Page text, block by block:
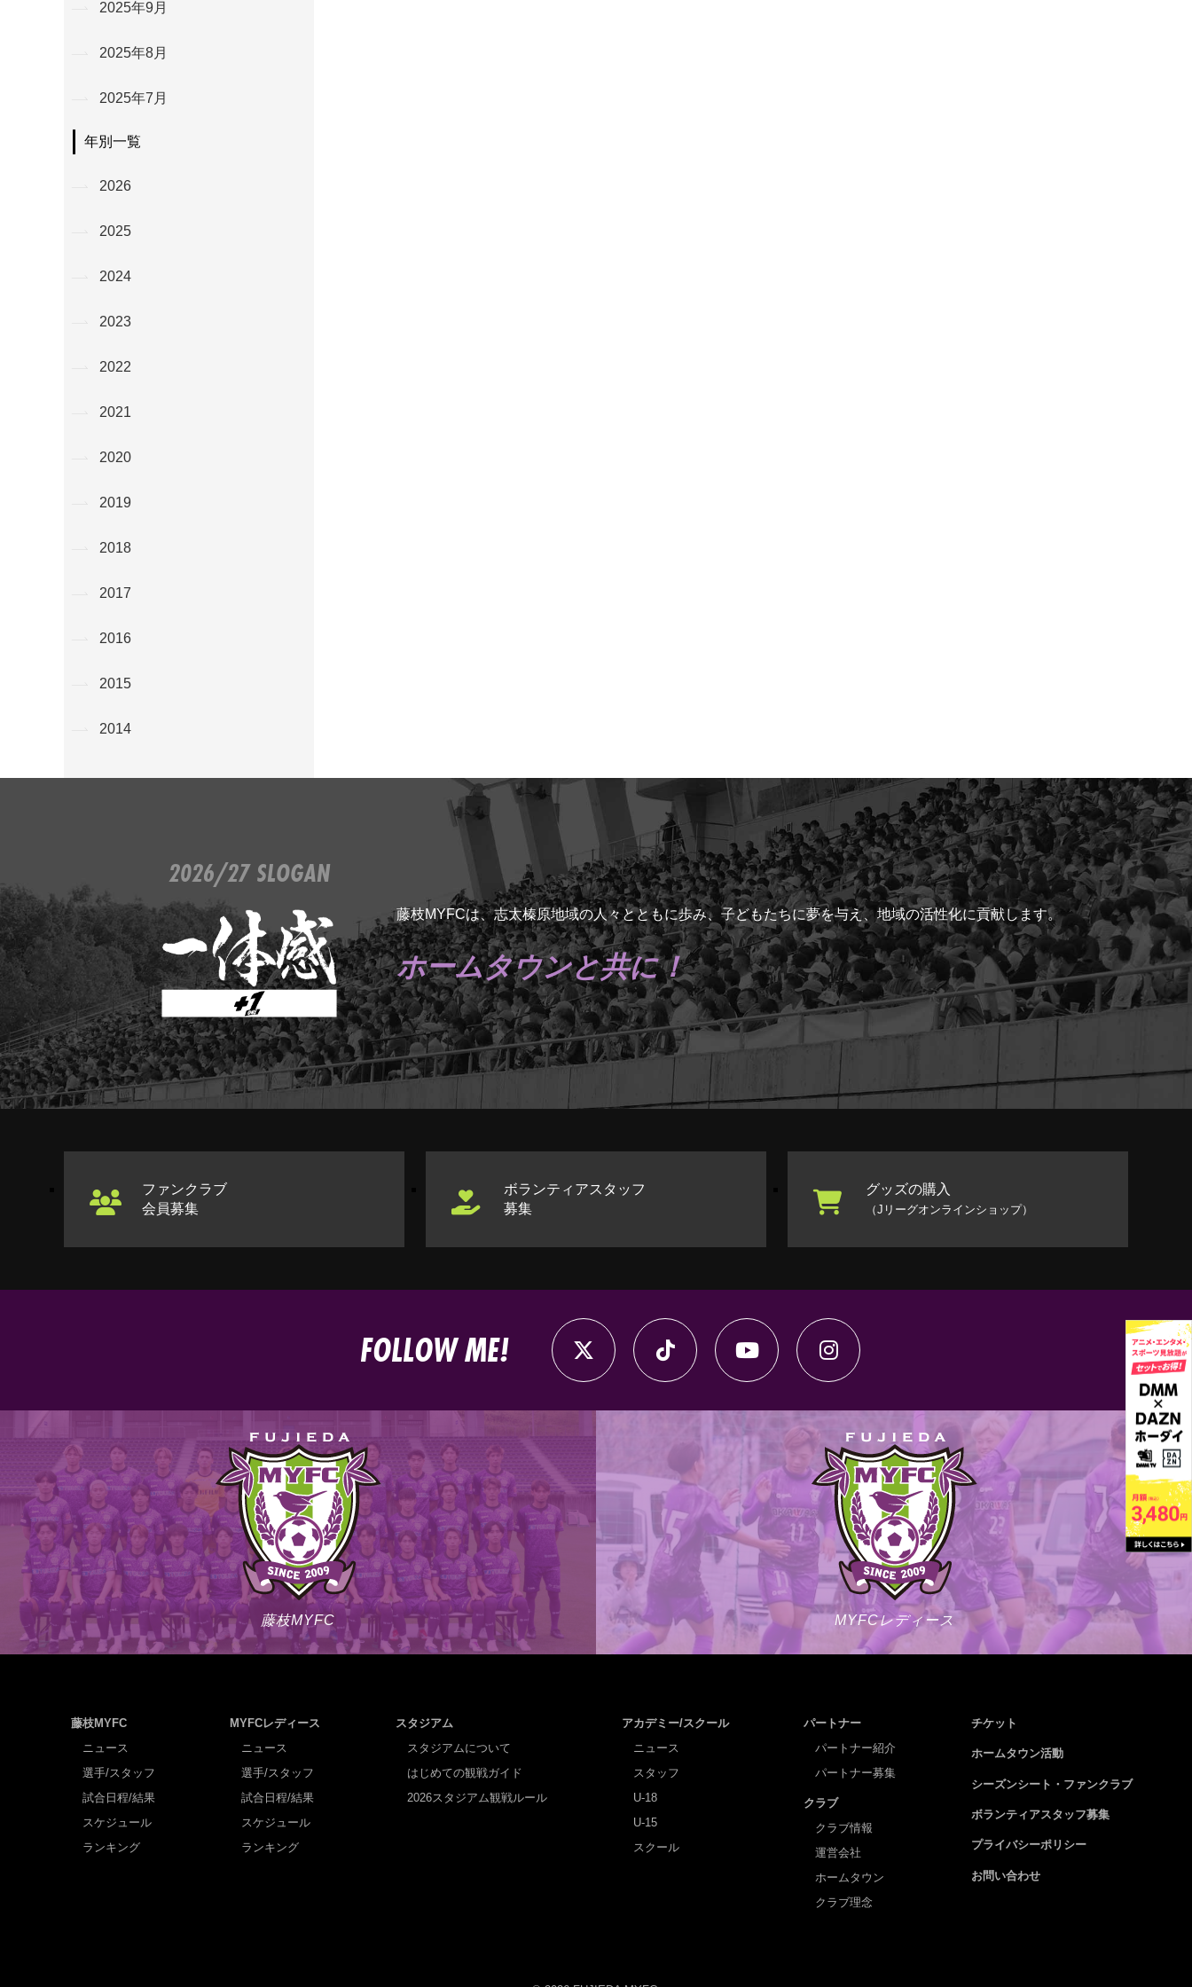
2025年9月
2025年8月
2025年7月
年別一覧
2026
2025
2024
2023
2022
2021
2020
2019
2018
2017
2016
2015
2014
2026/27 SLOGAN
藤枝MYFCは、志太榛原地域の人々とともに歩み、子どもたちに夢を与え、地域の活性化に貢献します。
ホームタウンと共に！
ファンクラブ
会員募集
ボランティアスタッフ
募集
グッズの購入
（Jリーグオンラインショップ）
FOLLOW ME!
藤枝MYFC MYFCレディース
藤枝MYFC
ニュース
選手/スタッフ
試合日程/結果
スケジュール
ランキング
MYFCレディース
ニュース
選手/スタッフ
試合日程/結果
スケジュール
ランキング
スタジアム
スタジアムについて
はじめての観戦ガイド
2026スタジアム観戦ルール
アカデミー/スクール
ニュース
スタッフ
U-18
U-15
スクール
パートナー
パートナー紹介
パートナー募集
クラブ
クラブ情報
運営会社
ホームタウン
クラブ理念
チケット
ホームタウン活動
シーズンシート・ファンクラブ
ボランティアスタッフ募集
プライバシーポリシー
お問い合わせ